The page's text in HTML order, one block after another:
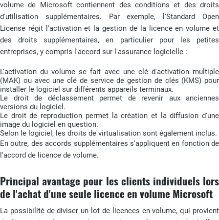
volume de Microsoft contiennent des conditions et des droits
d'utilisation supplémentaires. Par exemple, l'Standard Open
License régit l'activation et la gestion de la licence en volume et
des droits supplémentaires, en particulier pour les petites
entreprises, y compris l'accord sur l'assurance logicielle :
L'activation du volume se fait avec une clé d'activation multiple
(MAK) ou avec une clé de service de gestion de clés (KMS) pour
installer le logiciel sur différents appareils terminaux.
Le droit de déclassement permet de revenir aux anciennes
versions du logiciel.
Le droit de reproduction permet la création et la diffusion d'une
image du logiciel en question.
Selon le logiciel, les droits de virtualisation sont également inclus.
En outre, des accords supplémentaires s'appliquent en fonction de
l'accord de licence de volume.
Principal avantage pour les clients individuels lors
de l'achat d'une seule licence en volume Microsoft
La possibilité de diviser un lot de licences en volume, qui provient